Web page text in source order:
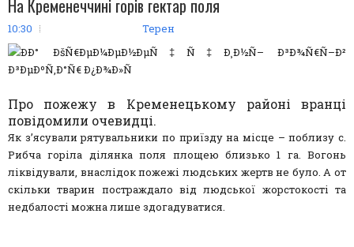
На Кременеччині горів гектар поля
10:30 Терен
Про пожежу в Кременецькому районі вранці
повідомили очевидці.
Як з’ясували рятувальники по приїзду на місце – поблизу с.
Рибча горіла ділянка поля площею близько 1 га. Вогонь
ліквідували, внаслідок пожежі людських жертв не було. А от
скільки тварин постраждало від людської жорстокості та
недбалості можна лише здогадуватися.